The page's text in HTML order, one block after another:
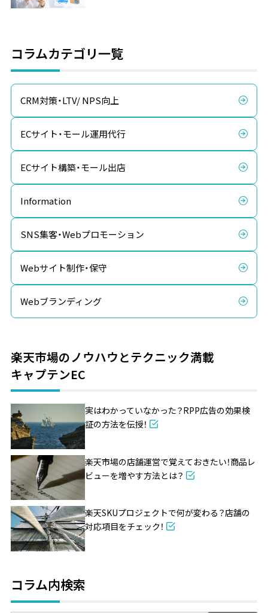
コラムカテゴリ一覧
CRM対策・LTV/ NPS向上
ECサイト・モール運用代行
ECサイト構築・モール出店
Information
SNS集客・Webプロモーション
Webサイト制作・保守
Webブランディング
楽天市場のノウハウとテクニック満載
キャプテンEC
実はわかっていなかった？RPP広告の効果検
証の方法を伝授！
楽天市場の店舗運営で覚えておきたい！商品レ
ビューを増やす方法とは？
楽天SKUプロジェクトで何が変わる？店舗の
対応項目をチェック！
コラム内検索